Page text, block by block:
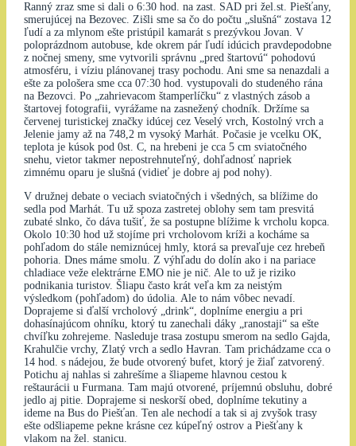
Ranný zraz sme si dali o 6:30 hod. na zast. SAD pri žel.st. Piešťany,
smerujúcej na Bezovec. Zišli sme sa čo do počtu „slušná“ zostava 12
ľudí a za mlynom ešte pristúpil kamarát s prezývkou Jovan. V
poloprázdnom autobuse, kde okrem pár ľudí idúcich pravdepodobne
z nočnej smeny, sme vytvorili správnu „pred štartovú“ pohodovú
atmosféru, i víziu plánovanej trasy pochodu. Ani sme sa nenazdali a
ešte za pološera sme cca 07:30 hod. vystupovali do studeného rána
na Bezovci. Po „zahrievacom štamperlíčku“ z vlastných zásob a
štartovej fotografii, vyrážame na zasnežený chodník. Držíme sa
červenej turistickej značky idúcej cez Veselý vrch, Kostolný vrch a
Jelenie jamy až na 748,2 m vysoký Marhát. Počasie je vcelku OK,
teplota je kúsok pod 0st. C, na hrebeni je cca 5 cm sviatočného
snehu, vietor takmer nepostrehnuteľný, dohľadnosť napriek
zimnému oparu je slušná (vidieť je dobre aj pod nohy).
V družnej debate o veciach sviatočných i všedných, sa blížime do
sedla pod Marhát. Tu už spoza zastretej oblohy sem tam presvitá
zubaté slnko, čo dáva tušiť, že sa postupne blížime k vrcholu kopca.
Okolo 10:30 hod už stojíme pri vrcholovom kríži a kocháme sa
pohľadom do stále nemiznúcej hmly, ktorá sa prevaľuje cez hrebeň
pohoria. Dnes máme smolu. Z výhľadu do dolín ako i na pariace
chladiace veže elektrárne EMO nie je nič. Ale to už je riziko
podnikania turistov. Šliapu často krát veľa km za neistým
výsledkom (pohľadom) do údolia. Ale to nám vôbec nevadí.
Doprajeme si ďalší vrcholový „drink“, doplníme energiu a pri
dohasínajúcom ohníku, ktorý tu zanechali dáky „ranostaji“ sa ešte
chvíľku zohrejeme. Nasleduje trasa zostupu smerom na sedlo Gajda,
Krahulčie vrchy, Zlatý vrch a sedlo Havran. Tam prichádzame cca o
14 hod. s nádejou, že bude otvorený bufet, ktorý je žiaľ zatvorený.
Potichu aj nahlas si zahrešíme a šliapeme hlavnou cestou k
reštaurácii u Furmana. Tam majú otvorené, príjemnú obsluhu, dobré
jedlo aj pitie. Doprajeme si neskorší obed, doplníme tekutiny a
ideme na Bus do Piešťan. Ten ale nechodí a tak si aj zvyšok trasy
ešte odšliapeme pekne krásne cez kúpeľný ostrov a Piešťany k
vlakom na žel. stanicu.